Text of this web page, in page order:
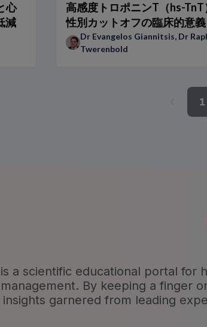
尿ペプチドの役割
におけるナトリウム利尿ペプチド
による受け持ち患者の事例報告
心
減
高感度トロポニンT（hs-TnT
性別カットオフの臨床的意義
Dr Evangelos Giannitsis, Dr
Twerenbold
1
a scientific educational portal for
By keeping a finger
insights garnered from leading